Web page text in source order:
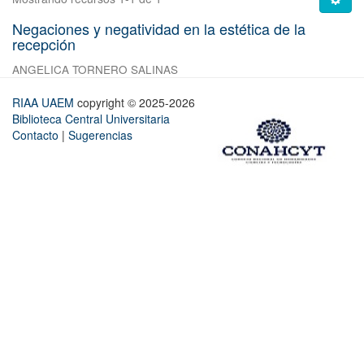
Negaciones y negatividad en la estética de la
recepción
ANGELICA TORNERO SALINAS
RIAA UAEM copyright © 2025-2026
Biblioteca Central Universitaria
Contacto | Sugerencias